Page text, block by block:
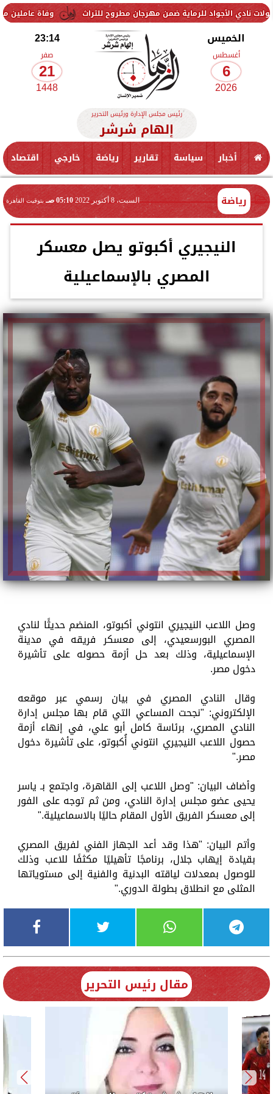
وفاة عاملين متأثرين للرماية ضمن مهرجان مطروح للتراث
الخميس
أغسطس
6
2026
23:14
صفر
21
1448
رئيس مجلس الإدارة ورئيس التحرير
إلهام شرشر
أخبار سياسة تقارير رياضة خارجي اقتصاد
رياضة السبت، 8 أكتوبر 2022 05:10 صـ بتوقيت القاهرة
النيجيري أكبوتو يصل معسكر
المصري بالإسماعيلية
وصل اللاعب النيجيري انتوني أكبوتو، المنضم حديثًا لنادي
المصري البورسعيدي، إلى معسكر فريقه في مدينة
الإسماعيلية، وذلك بعد حل أزمة حصوله على تأشيرة
دخول مصر.
وقال النادي المصري في بيان رسمي عبر موقعه
الإلكتروني: "نجحت المساعي التي قام بها مجلس إدارة
النادي المصري، برئاسة كامل أبو علي، في إنهاء أزمة
حصول اللاعب النيجيري انتوني أُكبوتو، على تأشيرة دخول
مصر."
وأضاف البيان: "وصل اللاعب إلى القاهرة، واجتمع بـ ياسر
يحيى عضو مجلس إدارة النادي، ومن ثم توجه على الفور
إلى معسكر الفريق الأول المقام حاليًا بالاسماعيلية."
وأتم البيان: "هذا وقد أعد الجهاز الفني لفريق المصري
بقيادة إيهاب جلال، برنامجًا تأهيليًا مكثفًا للاعب وذلك
للوصول بمعدلات لياقته البدنية والفنية إلى مستوياتها
المثلى مع انطلاق بطولة الدوري."
مقال رئيس التحرير